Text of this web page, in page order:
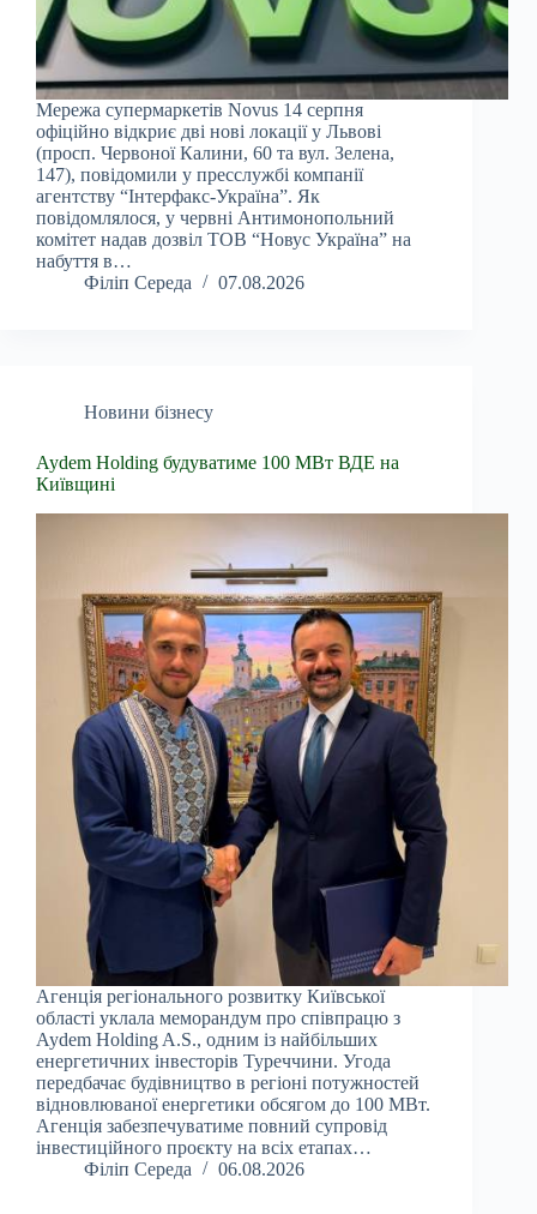
Мережа супермаркетів Novus 14 серпня
офіційно відкриє дві нові локації у Львові
(просп. Червоної Калини, 60 та вул. Зелена,
147), повідомили у пресслужбі компанії
агентству “Інтерфакс-Україна”. Як
повідомлялося, у червні Антимонопольний
комітет надав дозвіл ТОВ “Новус Україна” на
набуття в…
Філіп Середа
07.08.2026
Новини бізнесу
Aydem Holding будуватиме 100 МВт ВДЕ на
Київщині
Агенція регіонального розвитку Київської
області уклала меморандум про співпрацю з
Aydem Holding A.S., одним із найбільших
енергетичних інвесторів Туреччини. Угода
передбачає будівництво в регіоні потужностей
відновлюваної енергетики обсягом до 100 МВт.
Агенція забезпечуватиме повний супровід
інвестиційного проєкту на всіх етапах…
Філіп Середа
06.08.2026